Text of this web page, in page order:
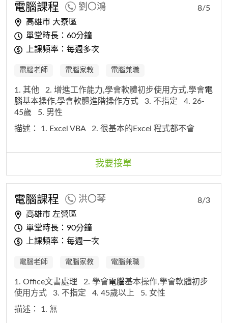
電腦課程 劉〇鴻
高雄市 大寮區
單堂時長：60分鐘
上課頻率：每週多次
8/5
電腦老師 電腦家教 電腦兼職
1. 其他 2. 增進工作能力,學會軟體初步使用方式,學會電
腦基本操作,學會軟體進階操作方式 3. 不指定
4. 26-
45歲
5. 男性
描述： 1. Excel VBA 2. 很基本的Excel 程式都不會
我要接單
電腦課程 洪〇琴
高雄市 左營區
單堂時長：90分鐘
上課頻率：每週一次
8/3
電腦老師 電腦家教 電腦兼職
1. Office文書處理 2. 學會電腦基本操作,學會軟體初步
使用方式
3. 不指定 4. 45歲以上
5. 女性
描述： 1. 無